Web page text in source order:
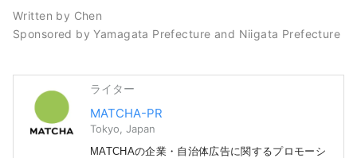
Written by Chen
Sponsored by Yamagata Prefecture and Niigata Prefecture
ライター
MATCHA-PR
Tokyo, Japan
MATCHAの企業・自治体広告に関するプロモーシ